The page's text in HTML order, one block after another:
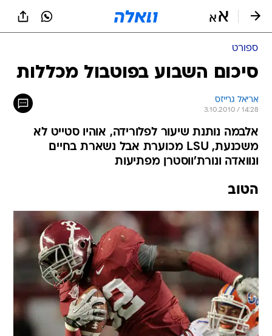
ספורט
סיכום השבוע בפוטבול מכללות
אריאל גרייזס
3.10.2010 / 14:28
אלבמה נותנת שיעור לפלורידה, אוהיו סטייט לא
משכנעת, LSU מכוערת אבל נשארת בחיים
ונוואדה ונורת'ווסטרן מפתיעות
הטוב